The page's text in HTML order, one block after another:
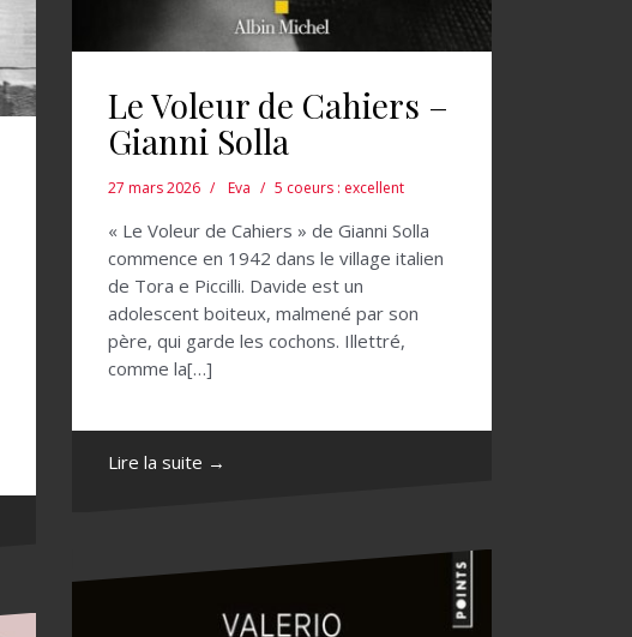
Le Voleur de Cahiers –
Gianni Solla
27 mars 2026 Eva 5 coeurs : excellent
« Le Voleur de Cahiers » de Gianni Solla
commence en 1942 dans le village italien
de Tora e Piccilli. Davide est un
adolescent boiteux, malmené par son
père, qui garde les cochons. Illettré,
comme la[…]
Lire la suite →